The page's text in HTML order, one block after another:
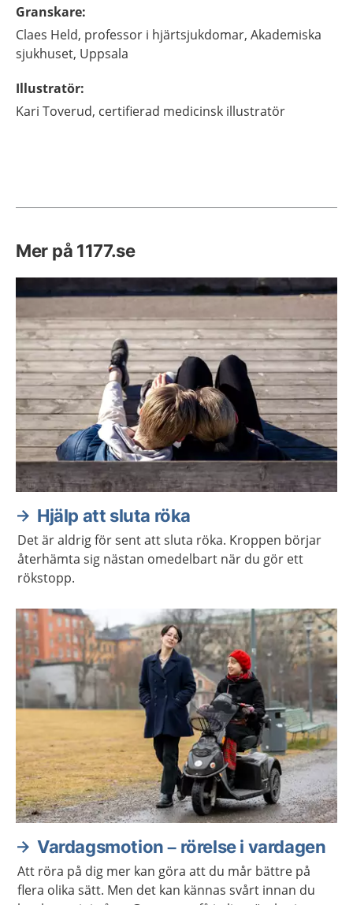
Granskare:
Claes Held, professor i hjärtsjukdomar, Akademiska
sjukhuset, Uppsala
Illustratör:
Kari Toverud, certifierad medicinsk illustratör
Mer på 1177.se
Hjälp att sluta röka
Det är aldrig för sent att sluta röka. Kroppen börjar
återhämta sig nästan omedelbart när du gör ett
rökstopp.
Vardagsmotion – rörelse i vardagen
Att röra på dig mer kan göra att du mår bättre på
flera olika sätt. Men det kan kännas svårt innan du